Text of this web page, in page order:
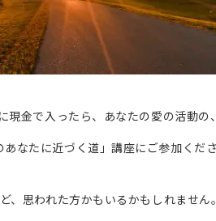
金で入ったら、あなたの愛の活動の
なたに近づく道」講座にご参加く
思われた方かもいるかもしれません